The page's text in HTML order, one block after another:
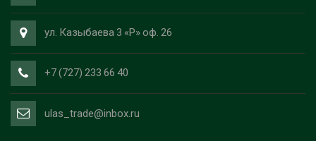
ул. Казыбаева 3 «Р» оф. 26
+7 (727) 233 66 40
ulas_trade@inbox.ru